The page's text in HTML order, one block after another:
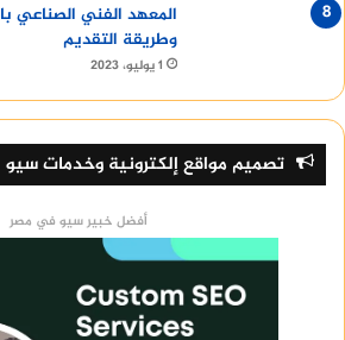
المعهد الفني الصناعي
وطريقة التقديم
1 يوليو، 2023
تصميم مواقع إلكترونية وخدمات سيو
أفضل خبير سيو في مصر